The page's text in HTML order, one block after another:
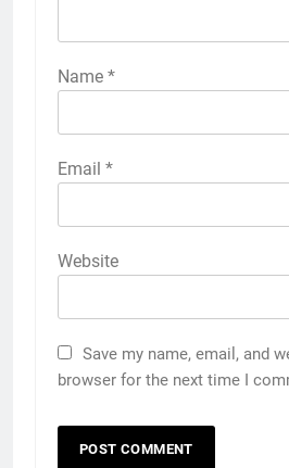
Name *
Email *
Website
Save my name, email, and
browser for the next time I